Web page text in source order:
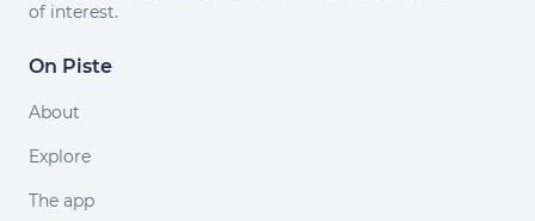
of interest.
On Piste
About
Explore
The app